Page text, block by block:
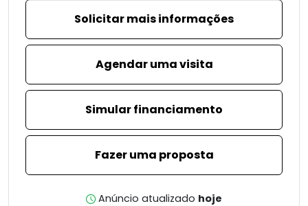
Solicitar mais informações
Agendar uma visita
Simular financiamento
Fazer uma proposta
Anúncio atualizado hoje